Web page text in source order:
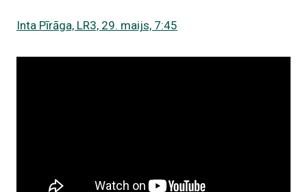
Inta Pīrāga, LR3, 29. maijs, 7:45